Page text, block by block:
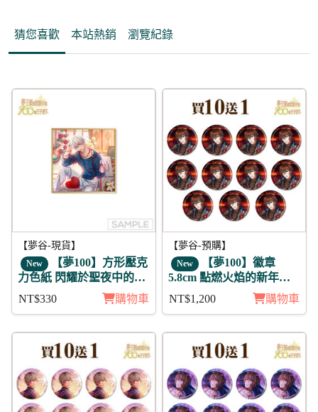
猜您喜歡 本站熱銷 瀏覽紀錄
【夢谷-現貨】
New 【夢100】方形壓克
力色紙 閃耀於聖夜中的白
雪 葛雷希亞 日覺
NT$330 購物車
【夢谷-預購】
New 【夢100】徽章
5.8cm 點燃火焰的新年參
拜 利卡 11入
NT$1,200 購物車